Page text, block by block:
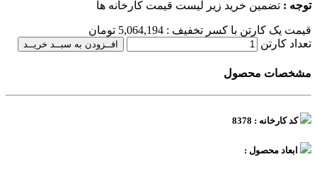
توجه : تضمین خرید زیر لیست قیمت کارخانه ها
قیمت یک کارتن با کسر تخفیف : 5,064,194 تومان
تعداد کارتن
افــزودن به سبــد خریــد
مشخصات محصول
کد کارخانه : 8378
ابعاد محصول :